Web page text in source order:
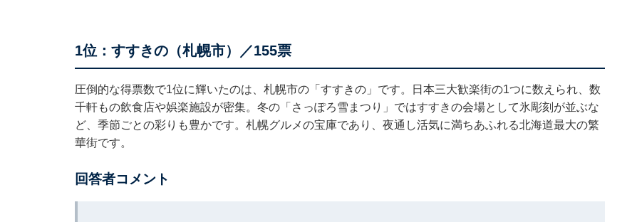
1位：すすきの（札幌市）／155票
圧倒的な得票数で1位に輝いたのは、札幌市の「すすきの」です。日本三大歓楽街の1つに数えられ、数
千軒もの飲食店や娯楽施設が密集。冬の「さっぽろ雪まつり」ではすすきの会場として氷彫刻が並ぶな
ど、季節ごとの彩りも豊かです。札幌グルメの宝庫であり、夜通し活気に満ちあふれる北海道最大の繁
華街です。
回答者コメント